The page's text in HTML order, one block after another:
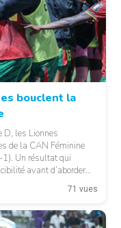
bouclent la
D, les Lionnes
de la CAN Féminine
Un résultat qui
avant d’aborder
rapidement pris le71 vues